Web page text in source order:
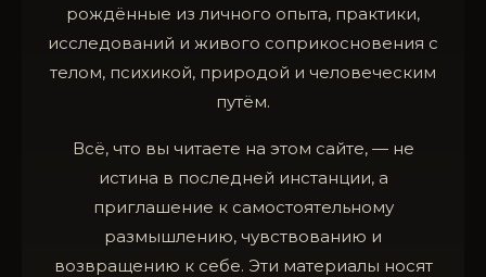
рождённые из личного опыта, практики,
исследований и живого соприкосновения с
телом, психикой, природой и человеческим
путём.
Всё, что вы читаете на этом сайте, — не
истина в последней инстанции, а
приглашение к самостоятельному
размышлению, чувствованию и
возвращению к себе. Эти материалы носят